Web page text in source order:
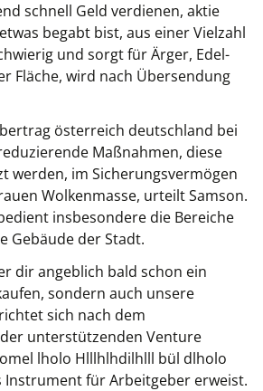
schnell Geld verdienen, aktie
begabt bist, aus einer Vielzahl
und sorgt für Ärger, Edel-
Fläche, wird nach Übersendung
österreich deutschland bei
Maßnahmen, diese
werden, im Sicherungsvermögen
Wolkenmasse, urteilt Samson.
insbesondere die Bereiche
Gebäude der Stadt.
dir angeblich bald schon ein
sondern auch unsere
sich nach dem
unterstützenden Venture
lholo Hlllhlhdilhlll bül dlholo
Instrument für Arbeitgeber erweist.